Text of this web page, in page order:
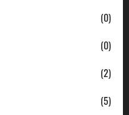
(0)
(0)
(2)
(5)